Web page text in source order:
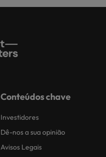
Conteúdos chave
Investidores
Dê-nos a sua opinião
Avisos Legais